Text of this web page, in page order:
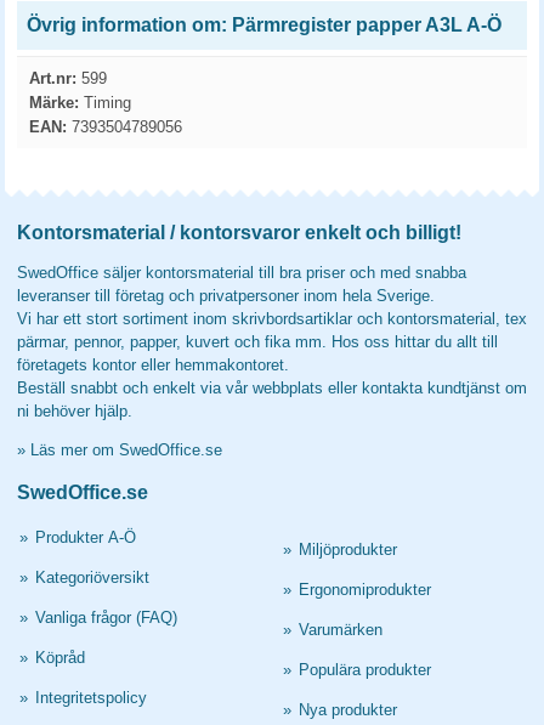
Övrig information om: Pärmregister papper A3L A-Ö
Art.nr: 599
Märke: Timing
EAN: 7393504789056
Kontorsmaterial / kontorsvaror enkelt och billigt!
SwedOffice säljer kontorsmaterial till bra priser och med snabba
leveranser till företag och privatpersoner inom hela Sverige.
Vi har ett stort sortiment inom skrivbordsartiklar och kontorsmaterial, tex
pärmar, pennor, papper, kuvert och fika mm. Hos oss hittar du allt till
företagets kontor eller hemmakontoret.
Beställ snabbt och enkelt via vår webbplats eller kontakta kundtjänst om
ni behöver hjälp.
» Läs mer om SwedOffice.se
SwedOffice.se
» Produkter A-Ö
» Kategoriöversikt
» Vanliga frågor (FAQ)
» Köpråd
» Integritetspolicy
» Miljöprodukter
» Ergonomiprodukter
» Varumärken
» Populära produkter
» Nya produkter